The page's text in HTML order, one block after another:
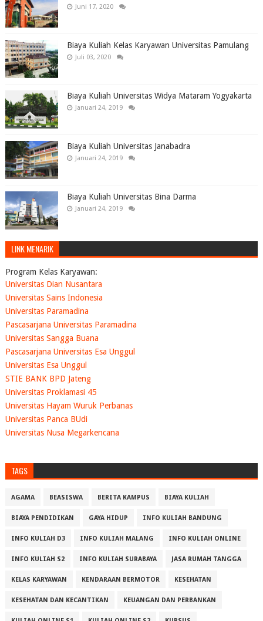
Juni 17, 2020
Biaya Kuliah Kelas Karyawan Universitas Pamulang
Juli 03, 2020
Biaya Kuliah Universitas Widya Mataram Yogyakarta
Januari 24, 2019
Biaya Kuliah Universitas Janabadra
Januari 24, 2019
Biaya Kuliah Universitas Bina Darma
Januari 24, 2019
LINK MENARIK
Program Kelas Karyawan:
Universitas Dian Nusantara
Universitas Sains Indonesia
Universitas Paramadina
Pascasarjana Universitas Paramadina
Universitas Sangga Buana
Pascasarjana Universitas Esa Unggul
Universitas Esa Unggul
STIE BANK BPD Jateng
Universitas Proklamasi 45
Universitas Hayam Wuruk Perbanas
Universitas Panca BUdi
Universitas Nusa Megarkencana
TAGS
AGAMA BEASISWA BERITA KAMPUS BIAYA KULIAH
BIAYA PENDIDIKAN GAYA HIDUP INFO KULIAH BANDUNG
INFO KULIAH D3 INFO KULIAH MALANG INFO KULIAH ONLINE
INFO KULIAH S2 INFO KULIAH SURABAYA JASA RUMAH TANGGA
KELAS KARYAWAN KENDARAAN BERMOTOR KESEHATAN
KESEHATAN DAN KECANTIKAN KEUANGAN DAN PERBANKAN